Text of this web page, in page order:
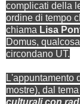
complicati della
ordine di tempo
chiama Lisa
Domus,
circondano UT.
L'appuntamento
mostre), dal tema
culturali con